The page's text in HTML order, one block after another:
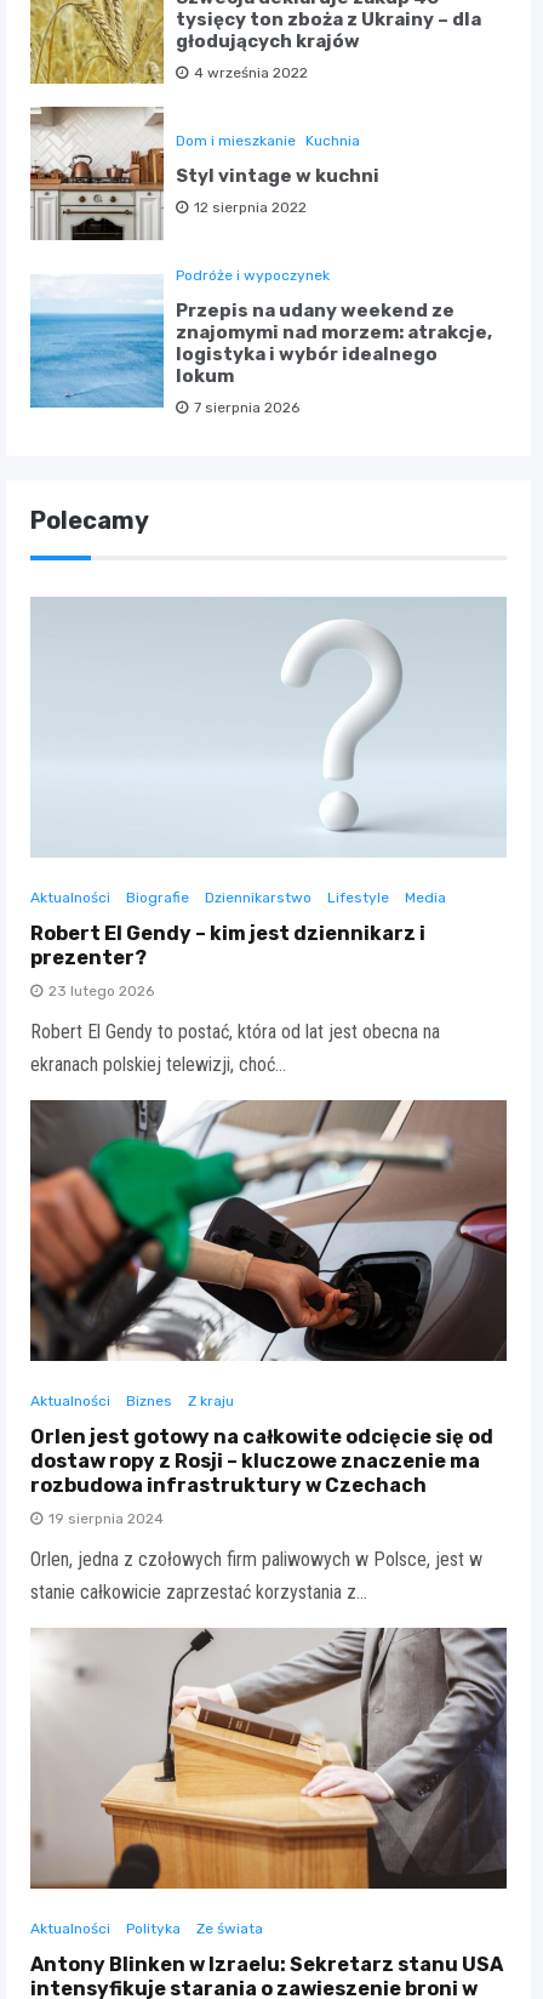
tysięcy ton zboża z Ukrainy – dla
głodujących krajów
4 września 2022
Dom i mieszkanie Kuchnia
Styl vintage w kuchni
12 sierpnia 2022
Podróże i wypoczynek
Przepis na udany weekend ze
znajomymi nad morzem: atrakcje,
logistyka i wybór idealnego
lokum
7 sierpnia 2026
Polecamy
Aktualności Biografie Dziennikarstwo Lifestyle Media
Robert El Gendy – kim jest dziennikarz i
prezenter?
23 lutego 2026
Robert El Gendy to postać, która od lat jest obecna na
ekranach polskiej telewizji, choć…
Aktualności Biznes Z kraju
Orlen jest gotowy na całkowite odcięcie się od
dostaw ropy z Rosji – kluczowe znaczenie ma
rozbudowa infrastruktury w Czechach
19 sierpnia 2024
Orlen, jedna z czołowych firm paliwowych w Polsce, jest w
stanie całkowicie zaprzestać korzystania z…
Aktualności Polityka Ze świata
Antony Blinken w Izraelu: Sekretarz stanu USA
intensyfikuje starania o zawieszenie broni w